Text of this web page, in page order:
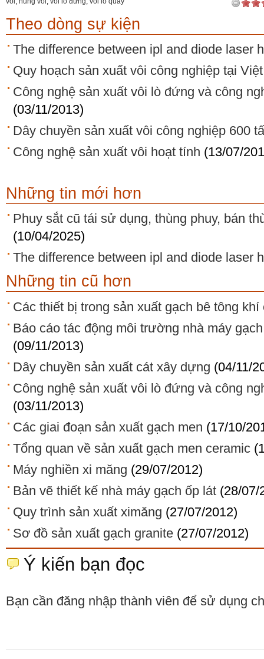
Theo dòng sự kiện
The difference between ipl and diode laser
Quy hoạch sản xuất vôi công nghiệp tại
Công nghệ sản xuất vôi lò đứng và công
(03/11/2013)
Dây chuyền sản xuất vôi công nghiệp 600
Công nghệ sản xuất vôi hoạt tính (13/07/
Những tin mới hơn
Phuy sắt cũ tái sử dụng, thùng phuy, bán
(10/04/2025)
The difference between ipl and diode laser
Những tin cũ hơn
Các thiết bị trong sản xuất gạch bê tông
Báo cáo tác động môi trường nhà máy
(09/11/2013)
Dây chuyền sản xuất cát xây dựng (04/11/
Công nghệ sản xuất vôi lò đứng và công
(03/11/2013)
Các giai đoạn sản xuất gạch men (17/10/
Tổng quan về sản xuất gạch men ceramic
Máy nghiền xi măng (29/07/2012)
Bản vẽ thiết kế nhà máy gạch ốp lát (28/07/
Quy trình sản xuất ximăng (27/07/2012)
Sơ đồ sản xuất gạch granite (27/07/2012)
Ý kiến bạn đọc
Bạn cần đăng nhập thành viên để sử dụng